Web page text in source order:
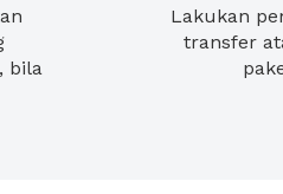
bila
Lakukan
transfer